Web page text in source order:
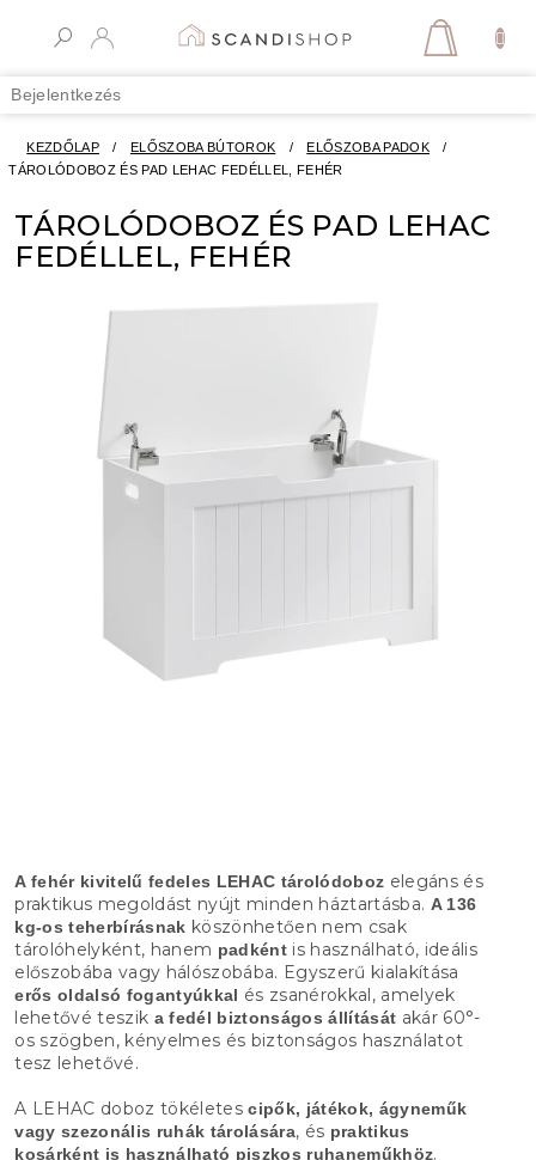
Bejelentkezés
KOSÁR
KEZDŐLAP / ELŐSZOBA BÚTOROK / ELŐSZOBA PADOK
/
TÁROLÓDOBOZ ÉS PAD LEHAC FEDÉLLEL, FEHÉR
TÁROLÓDOBOZ ÉS PAD LEHAC
FEDÉLLEL, FEHÉR
A fehér kivitelű fedeles LEHAC tárolódoboz elegáns és
praktikus megoldást nyújt minden háztartásba. A 136
kg-os teherbírásnak köszönhetően nem csak
tárolóhelyként, hanem padkéntis használható, ideális
előszobába vagy hálószobába. Egyszerű kialakítása
erős oldalsó fogantyúkkal és zsanérokkal, amelyek
lehetővé teszik a fedél biztonságos állítását akár 60°-
os szögben, kényelmes és biztonságos használatot
tesz lehetővé.
A LEHAC doboz tökéletescipők, játékok, ágyneműk
vagy szezonális ruhák tárolására, és praktikus
kosárként is használható piszkos ruhaneműkhöz.